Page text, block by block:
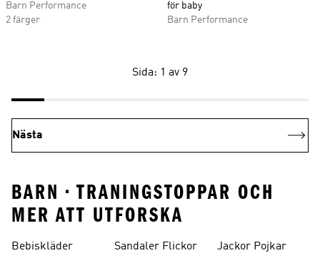
Barn Performance
2 färger
för baby
Barn Performance
Sida: 1 av 9
Nästa
BARN • TRANINGSTOPPAR OCH
MER ATT UTFORSKA
Bebiskläder Sandaler Flickor Jackor Pojkar